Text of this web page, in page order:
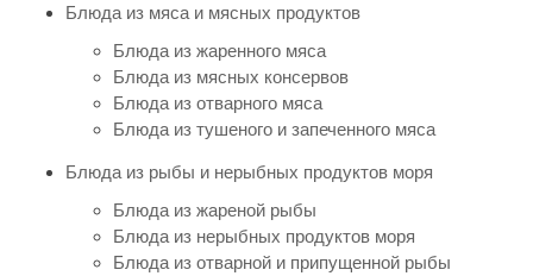
Блюда из мяса и мясных продуктов
Блюда из жаренного мяса
Блюда из мясных консервов
Блюда из отварного мяса
Блюда из тушеного и запеченного мяса
Блюда из рыбы и нерыбных продуктов моря
Блюда из жареной рыбы
Блюда из нерыбных продуктов моря
Блюда из отварной и припущенной рыбы